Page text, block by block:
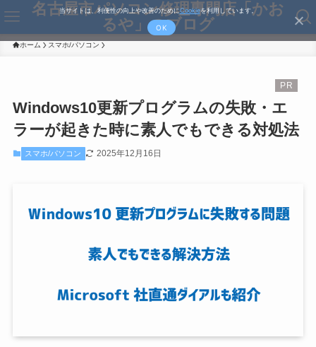
名古屋市パソコン修理専門店「かお
るや」のブログ
ホーム スマホ/パソコン
Windows10更新プログラムの失敗・エ
ラーが起きた時に素人でもできる対処法
スマホ/パソコン 2025年12月16日
当サイトは、利便性の向上や改善のためにCookieを利用しています。
OK